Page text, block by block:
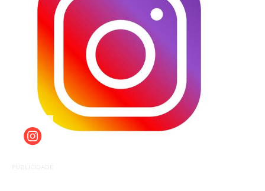
PUBLICIDADE